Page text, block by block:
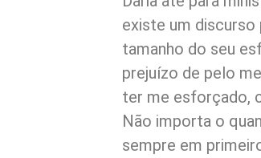
existe um discurso
tamanho do seu
prejuízo de pelo
ter me esforçado,
Não importa o
sempre em